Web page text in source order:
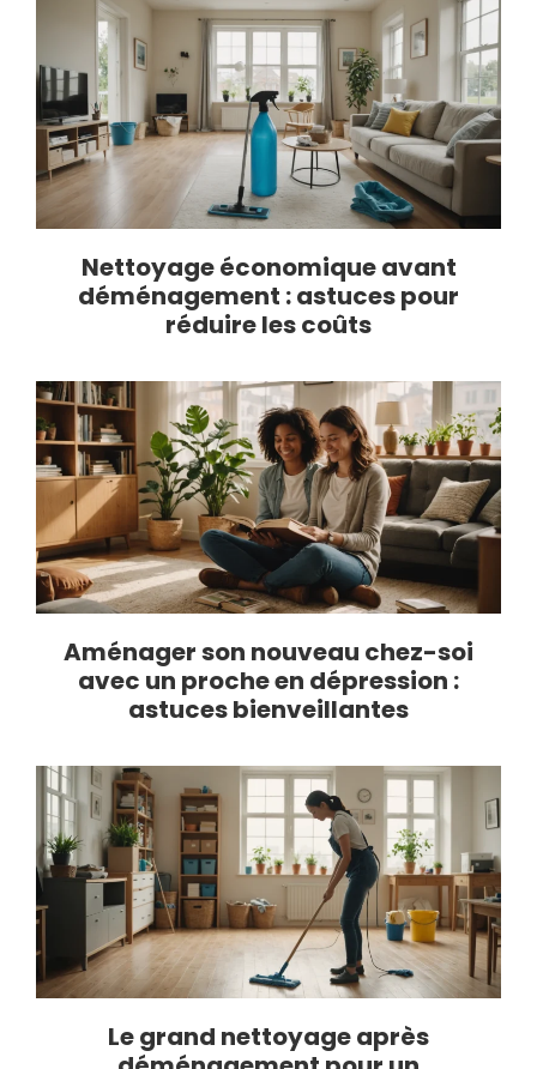
Nettoyage économique avant
déménagement : astuces pour
réduire les coûts
Aménager son nouveau chez-soi
avec un proche en dépression :
astuces bienveillantes
Le grand nettoyage après